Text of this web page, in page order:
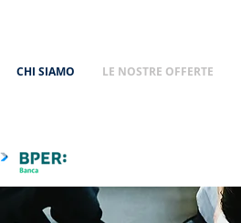
CHI SIAMO LE NOSTRE OFFERTE